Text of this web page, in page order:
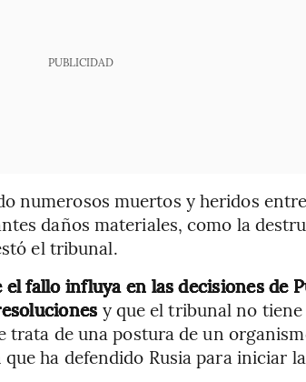
PUBLICIDAD
numerosos muertos y heridos
daños materiales, como la
el tribunal.
el fallo influya en las decisiones de
y que el tribunal no tiene
trata de una postura de un
ha defendido Rusia para iniciar